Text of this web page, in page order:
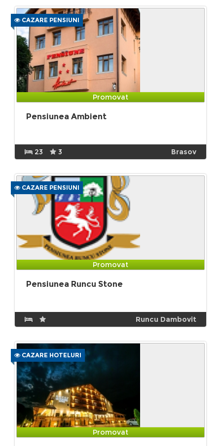
CAZARE PENSIUNI
Promovat
Pensiunea Ambient
23 3 Brasov
CAZARE PENSIUNI
Promovat
Pensiunea Runcu Stone
Runcu Dambovit
CAZARE HOTELURI
Promovat